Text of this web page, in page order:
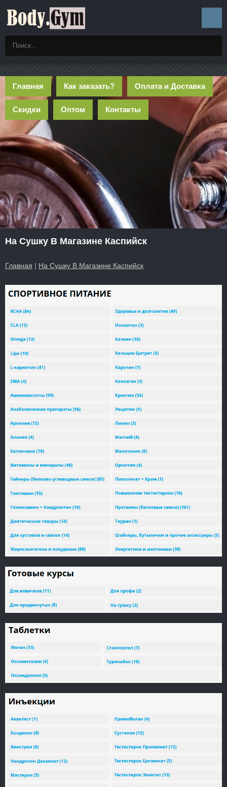
Главная Как заказать? Оплата и Доставка
Скидки Оптом Контакты
На Сушку В Магазине Каспийск
Главная | На Сушку В Магазине Каспийск